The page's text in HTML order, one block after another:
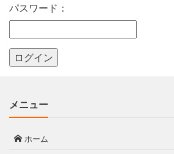
パスワード：
メニュー
ホーム